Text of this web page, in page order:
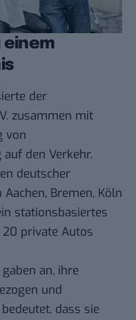
einem
der
zusammen mit
von
den Verkehr.
deutscher
Bremen, Köln
stationsbasiertes
20 private Autos
an, ihre
und
dass sie